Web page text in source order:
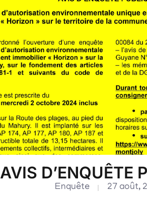
AVIS D’ENQUÊTE
Enquête 27 août,